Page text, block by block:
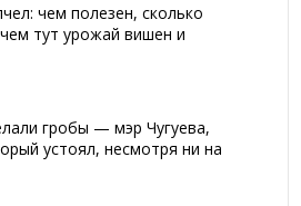
чем полезен, сколько
тут урожай вишен и
гробы — мэр Чугуева,
устоял, несмотря ни на